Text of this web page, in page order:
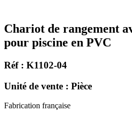
Chariot de rangement
pour piscine en PVC
Réf : K1102-04
Unité de vente : Pièce
Fabrication française